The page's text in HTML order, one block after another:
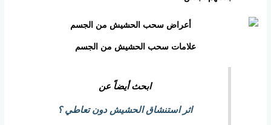
علامات سحب الحشيش من الجسم
ابحث أيضاً عن
اثر استنشاق الحشيش دون تعاطي ؟